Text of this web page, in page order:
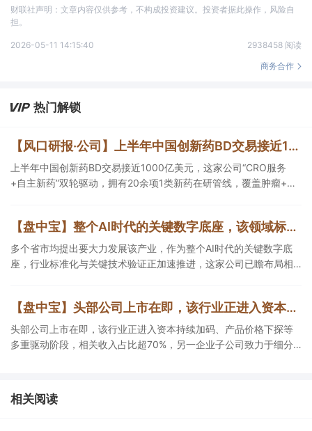
财联社声明：文章内容仅供参考，不构成投资建议。投资者据此操作，风险自
担。
2026-05-11 14:15:40
2938458 阅读
商务合作
热门解锁
【风口研报·公司】上半年中国创新药BD交易接近1000亿美元，这家公司“CRO服务+自主新药”双轮驱动，拥有20余项1类新药在研管线，覆盖肿瘤+自免+疼痛管理等重大领域
上半年中国创新药BD交易接近1000亿美元，这家公司“CRO服务
+自主新药”双轮驱动，拥有20余项1类新药在研管线，覆盖肿瘤+自
【盘中宝】整个AI时代的关键数字底座，该领域标准化与关键技术验证正加速推进，这家公司已瞻布局相关细分技术攻关与产品研发
多个省市均提出要大力发展该产业，作为整个AI时代的关键数字底
座，行业标准化与关键技术验证正加速推进，这家公司已瞻布局相
【盘中宝】头部公司上市在即，该行业正进入资本持续加码、产品价格下探等多重驱动阶段，相关收入占比超70%
头部公司上市在即，该行业正进入资本持续加码、产品价格下探等
多重驱动阶段，相关收入占比超70%，另一企业子公司致力于细分
相关阅读